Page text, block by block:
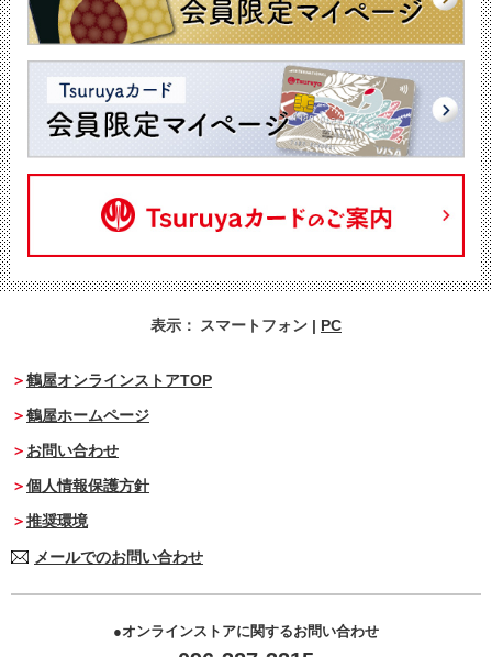
表示： スマートフォン | PC
鶴屋オンラインストアTOP
鶴屋ホームページ
お問い合わせ
個人情報保護方針
推奨環境
メールでのお問い合わせ
オンラインストアに関するお問い合わせ